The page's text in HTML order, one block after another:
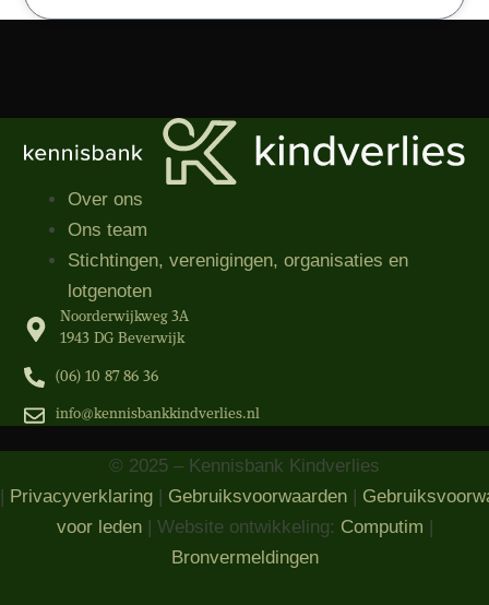
Over ons
Ons team
Stichtingen, verenigingen, organisaties​ en
lotgenoten
Noorderwijkweg 3A
1943 DG Beverwijk
(06) 10 87 86 36‬
info@kennisbankkindverlies.nl
© 2025 – Kennisbank Kindverlies
| Privacyverklaring | Gebruiksvoorwaarden |
voor leden| Website ontwikkeling: Computim |
Bronvermeldingen